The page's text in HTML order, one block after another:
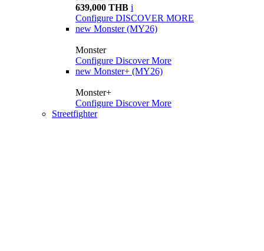
639,000 THB i
Configure DISCOVER MORE
new Monster (MY26)
Monster
Configure Discover More
new Monster+ (MY26)
Monster+
Configure Discover More
Streetfighter